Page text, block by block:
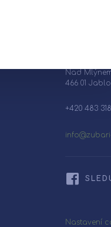
Nad
466 01
+420 483
Nastavení